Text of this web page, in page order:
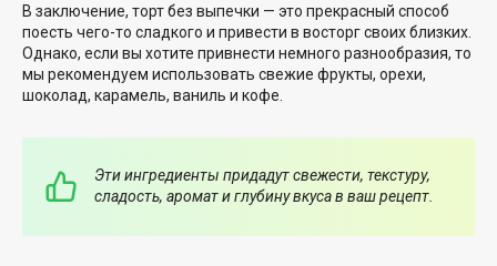
В заключение, торт без выпечки — это прекрасный способ
поесть чего-то сладкого и привести в восторг своих близких.
Однако, если вы хотите привнести немного разнообразия, то
мы рекомендуем использовать свежие фрукты, орехи,
шоколад, карамель, ваниль и кофе.
Эти ингредиенты придадут свежести, текстуру,
сладость, аромат и глубину вкуса в ваш рецепт.